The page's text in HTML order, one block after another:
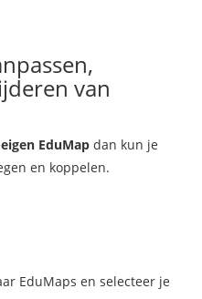
van
eigen EduMap dan kun je
en koppelen.
EduMaps en selecteer je